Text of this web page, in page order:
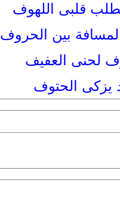
قلبى اللهوف
بين الحروف
لحنى العفيف
يزكى الحتوف